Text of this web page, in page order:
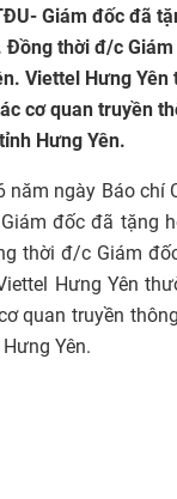
Giám đốc đã
Đồng thời đ/c
Viettel Hưng
cơ quan truyền
Hưng Yên.
năm ngày Báo chí
Giám đốc đã tặng
thời đ/c Giám
Hưng Yên
quan truyền
Yên.